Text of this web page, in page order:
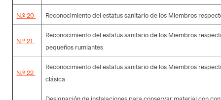
N.º 20 Reconocimiento del estatus sanitario de los Miembros
N.º 21
Reconocimiento del estatus sanitario de los Miembros
pequeños rumiantes
N.º 22
Reconocimiento del estatus sanitario de los Miembros
clásica
Designación de instalaciones para conservar material con